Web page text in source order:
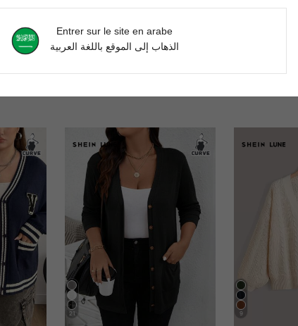
21 9
Entrer sur le site en arabe
الذهاب إلى الموقع باللغة العربية